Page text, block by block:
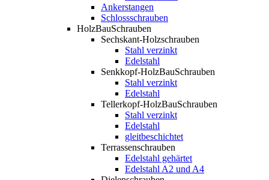
Ankerstangen
Schlossschrauben
HolzBauSchrauben
Sechskant-Holzschrauben
Stahl verzinkt
Edelstahl
Senkkopf-HolzBauSchrauben
Stahl verzinkt
Edelstahl
Tellerkopf-HolzBauSchrauben
Stahl verzinkt
Edelstahl
gleitbeschichtet
Terrassenschrauben
Edelstahl gehärtet
Edelstahl A2 und A4